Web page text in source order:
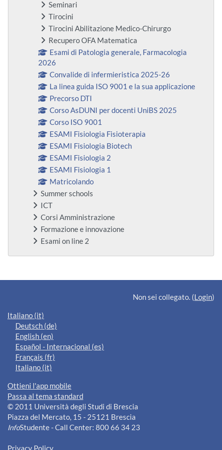
Seminari
Tirocini
Tirocini Abilitazione Medico-Chirurgo
Recupero OFA Matematica
Esami di Patologia generale, Farmacologia
2026
Convalide di infermieristica 2025-26
La linea guida ISO 9001 e la sua applicazione
Precorso DTI
Corso AsDUNI per docenti UniBS 2025
Corso ISO 9001
ESAMI Fisiologia Fisioterapia
ESAMI Fisiologia Biotech
ESAMI Fisiologia 2
ESAMI Fisiologia 1
Matricolando
Summer schools
ICT
Corsi Amministrazione
Formazione e innovazione
Esami on line 2
Blocchi supplementari
Non sei collegato. (Login)
Italiano ‎(it)‎
Deutsch ‎(de)‎
English ‎(en)‎
Español - Internacional ‎(es)‎
Français ‎(fr)‎
Italiano ‎(it)‎
Ottieni l'app mobile
Passa al tema standard
© 2011 Università degli Studi di Brescia
Piazza del Mercato, 15 - 25121 Brescia
InfoStudente - Call Center: 800 66 34 23
Privacy Policy